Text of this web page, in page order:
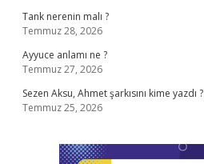
Tank nerenin malı ?
Temmuz 28, 2026
Ayyuce anlamı ne ?
Temmuz 27, 2026
Sezen Aksu, Ahmet şarkısını kime yazdı ?
Temmuz 25, 2026